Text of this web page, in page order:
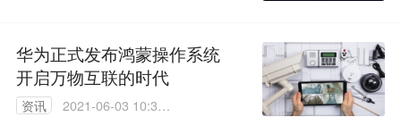
华为正式发布鸿蒙操作系统
开启万物互联的时代
资讯
2021-06-03 10:38: